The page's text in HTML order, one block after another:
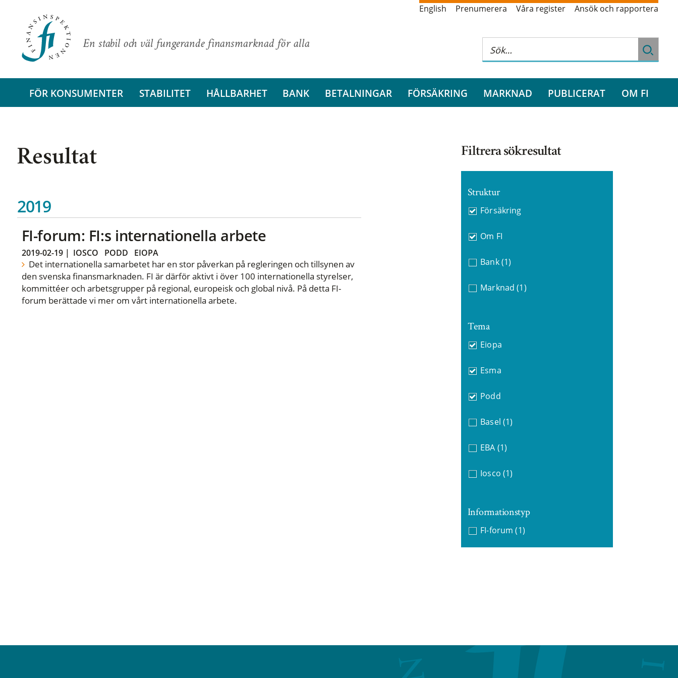
En stabil och väl fungerande finansmarknad för alla
English Prenumerera Våra register Ansök och rapportera
FÖR KONSUMENTER STABILITET HÅLLBARHET BANK BETALNINGAR FÖRSÄKRING MARKNAD PUBLICERAT OM FI
Resultat
2019
FI-forum: FI:s internationella arbete
2019-02-19| IOSCO PODD EIOPA
Det internationella samarbetet har en stor påverkan på regleringen och tillsynen av
den svenska finansmarknaden. FI är därför aktivt i över 100 internationella styrelser,
kommittéer och arbetsgrupper på regional, europeisk och global nivå. På detta FI-
forum berättade vi mer om vårt internationella arbete.
Filtrera sökresultat
Struktur
Försäkring
Om FI
Bank (1)
Marknad (1)
Tema
Eiopa
Esma
Podd
Basel (1)
EBA (1)
Iosco (1)
Informationstyp
FI-forum (1)